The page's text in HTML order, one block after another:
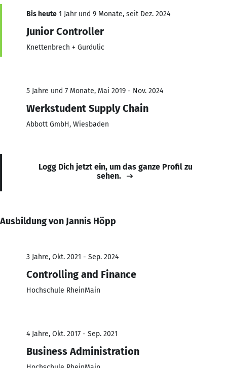
Bis heute 1 Jahr und 9 Monate, seit Dez. 2024
Junior Controller
Knettenbrech + Gurdulic
5 Jahre und 7 Monate, Mai 2019 - Nov. 2024
Werkstudent Supply Chain
Abbott GmbH, Wiesbaden
Logg Dich jetzt ein, um das ganze Profil zu
sehen.
Ausbildung von Jannis Höpp
3 Jahre, Okt. 2021 - Sep. 2024
Controlling and Finance
Hochschule RheinMain
4 Jahre, Okt. 2017 - Sep. 2021
Business Administration